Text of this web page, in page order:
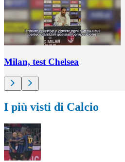
Milan, test Chelsea
I più visti di Calcio